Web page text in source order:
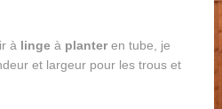
à lingeà planteren tube, je
et largeur pour les trous et